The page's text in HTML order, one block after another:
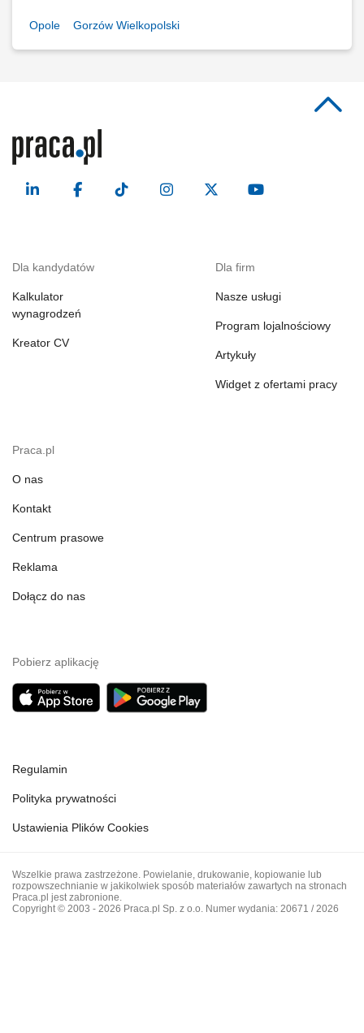
Opole Gorzów Wielkopolski
Dla kandydatów
Kalkulator
wynagrodzeń
Kreator CV
Dla firm
Nasze usługi
Program lojalnościowy
Artykuły
Widget z ofertami pracy
Praca.pl
O nas
Kontakt
Centrum prasowe
Reklama
Dołącz do nas
Pobierz aplikację
Regulamin
Polityka prywatności
Ustawienia Plików Cookies
Wszelkie prawa zastrzeżone. Powielanie, drukowanie, kopiowanie lub
rozpowszechnianie w jakikolwiek sposób materiałów zawartych na stronach
Praca.pl jest zabronione.
Copyright © 2003 - 2026 Praca.pl Sp. z o.o. Numer wydania: 20671 / 2026